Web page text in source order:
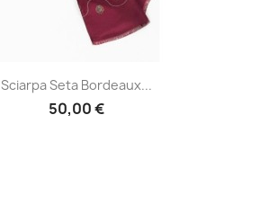
Sciarpa Seta Bordeaux...
50,00 €